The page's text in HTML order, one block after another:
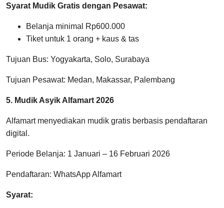
Syarat Mudik Gratis dengan Pesawat:
Belanja minimal Rp600.000
Tiket untuk 1 orang + kaus & tas
Tujuan Bus: Yogyakarta, Solo, Surabaya
Tujuan Pesawat: Medan, Makassar, Palembang
5. Mudik Asyik Alfamart 2026
Alfamart menyediakan mudik gratis berbasis pendaftaran
digital.
Periode Belanja: 1 Januari – 16 Februari 2026
Pendaftaran: WhatsApp Alfamart
Syarat: